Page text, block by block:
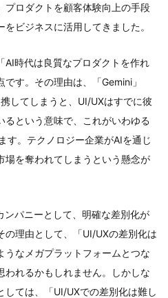
プロダクトを顧客体験向上の手段
ビジネスに活用してきました。
AI時代は良質なプロダクトを作れ
す。その理由は、「Gemini」
してしまうと、UI/UXはすでに彼
るという意味で、これがいわゆる
す。テクノロジー企業がAIを通じ
場を奪われてしまうという懸念が
ンパニーとして、明確な差別化が
の理由として、「UI/UXの差別化は
うなメガプラットフォームとつな
われるかもしれません。しかしな
しては、「UI/UXでの差別化は難し